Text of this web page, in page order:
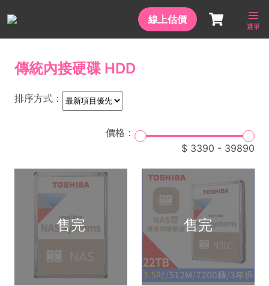
線上估價
選單
傳統內接硬碟 HDD
排序方式：
價格：
3390 - 39890